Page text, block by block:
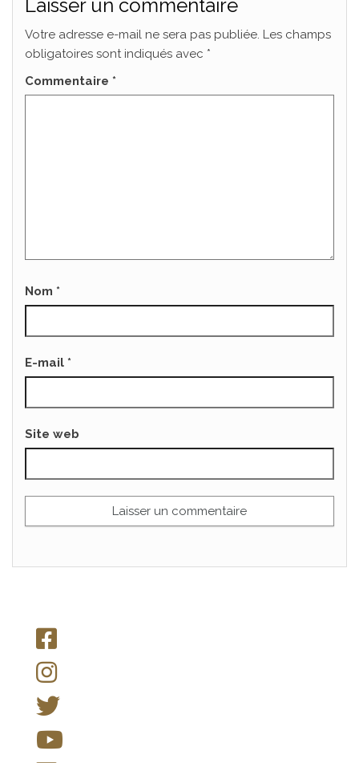
Laisser un commentaire
Votre adresse e-mail ne sera pas publiée. Les champs
obligatoires sont indiqués avec *
Commentaire *
Nom *
E-mail *
Site web